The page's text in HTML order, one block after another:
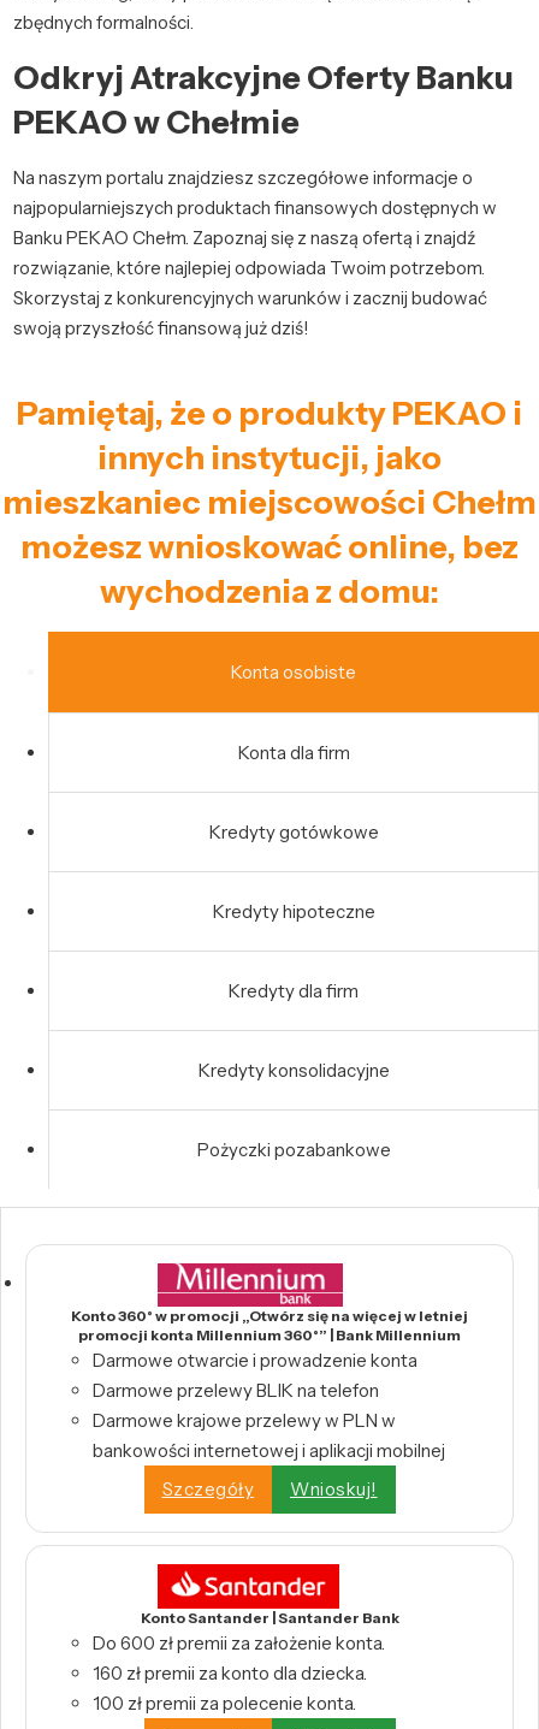
zbędnych formalności.
Odkryj Atrakcyjne Oferty Banku
PEKAO w Chełmie
Na naszym portalu znajdziesz szczegółowe informacje o
najpopularniejszych produktach finansowych dostępnych w
Banku PEKAO Chełm. Zapoznaj się z naszą ofertą i znajdź
rozwiązanie, które najlepiej odpowiada Twoim potrzebom.
Skorzystaj z konkurencyjnych warunków i zacznij budować
swoją przyszłość finansową już dziś!
Pamiętaj, że o produkty PEKAO i
innych instytucji, jako
mieszkaniec miejscowości Chełm
możesz wnioskować online, bez
wychodzenia z domu:
Konta osobiste
Konta dla firm
Kredyty gotówkowe
Kredyty hipoteczne
Kredyty dla firm
Kredyty konsolidacyjne
Pożyczki pozabankowe
Konto 360° w promocji „Otwórz się na więcej w letniej
promocji konta Millennium 360°” | Bank Millennium
Darmowe otwarcie i prowadzenie konta
Darmowe przelewy BLIK na telefon
Darmowe krajowe przelewy w PLN w
bankowości internetowej i aplikacji mobilnej
Szczegóły
Wnioskuj!
Konto Santander | Santander Bank
Do 600 zł premii za założenie konta.
160 zł premii za konto dla dziecka.
100 zł premii za polecenie konta.